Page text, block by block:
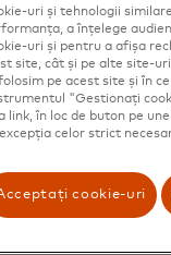
furtul de
fizice și al
uri și tehnologii
a înțelege
uri și pentru a afișa
site, cât și pe alte site-
pe acest site și în
"Gestionați
link, în loc de buton pe
celor strict
cookie-uri